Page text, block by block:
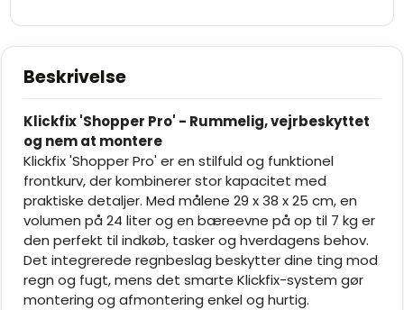
Beskrivelse
Klickfix 'Shopper Pro' - Rummelig, vejrbeskyttet
og nem at montere
Klickfix 'Shopper Pro' er en stilfuld og funktionel
frontkurv, der kombinerer stor kapacitet med
praktiske detaljer. Med målene 29 x 38 x 25 cm, en
volumen på 24 liter og en bæreevne på op til 7 kg er
den perfekt til indkøb, tasker og hverdagens behov.
Det integrerede regnbeslag beskytter dine ting mod
regn og fugt, mens det smarte Klickfix-system gør
montering og afmontering enkel og hurtig.